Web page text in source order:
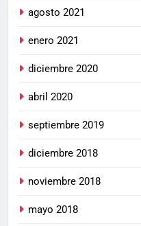
agosto 2021
enero 2021
diciembre 2020
abril 2020
septiembre 2019
diciembre 2018
noviembre 2018
mayo 2018